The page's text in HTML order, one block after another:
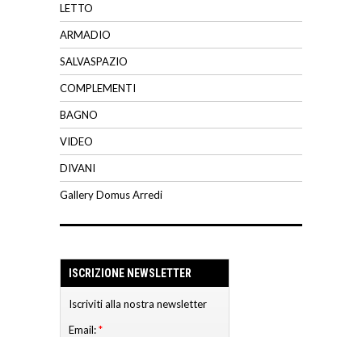
LETTO
ARMADIO
SALVASPAZIO
COMPLEMENTI
BAGNO
VIDEO
DIVANI
Gallery Domus Arredi
ISCRIZIONE NEWSLETTER
Iscriviti alla nostra newsletter
Email:*